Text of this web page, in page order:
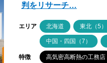
判をリサーチ…
エリア 北海道 東北（5）
中国・四国（7）
特徴 高気密高断熱の工務店